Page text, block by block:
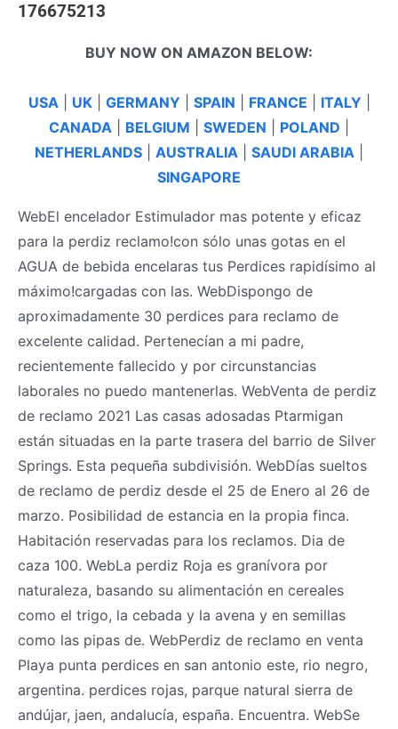
176675213
BUY NOW ON AMAZON BELOW:
USA UK| GERMANY SPAIN FRANCE ITALY
CANADA
BELGIUM SWEDEN POLAND
NETHERLANDS
AUSTRALIA SAUDI ARABIA
SINGAPORE
WebEl encelador Estimulador mas potente y eficaz
para la perdiz reclamo!con sólo unas gotas en el
AGUA de bebida encelaras tus Perdices rapidísimo al
máximo!cargadas con las. WebDispongo de
aproximadamente 30 perdices para reclamo de
excelente calidad. Pertenecían a mi padre,
recientemente fallecido y por circunstancias
laborales no puedo mantenerlas. WebVenta de perdiz
de reclamo 2021 Las casas adosadas Ptarmigan
están situadas en la parte trasera del barrio de Silver
Springs. Esta pequeña subdivisión. WebDías sueltos
de reclamo de perdiz desde el 25 de Enero al 26 de
marzo. Posibilidad de estancia en la propia finca.
Habitación reservadas para los reclamos. Dia de
caza 100. WebLa perdiz Roja es granívora por
naturaleza, basando su alimentación en cereales
como el trigo, la cebada y la avena y en semillas
como las pipas de. WebPerdiz de reclamo en venta
Playa punta perdices en san antonio este, rio negro,
argentina. perdices rojas, parque natural sierra de
andújar, jaen, andalucía, españa. Encuentra. WebSe